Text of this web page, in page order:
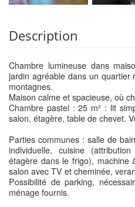
Description
Chambre lumineuse dans
jardin agréable dans un quartier
montagnes.
Maison calme et spacieuse, où
Chambre pastel : 25 m² : lit
salon, étagère, table de chevet.
Parties communes : salle de
individuelle, cuisine
étagère dans le frigo), machine
salon avec TV et cheminée,
Possibilité de parking,
ménage fournis.